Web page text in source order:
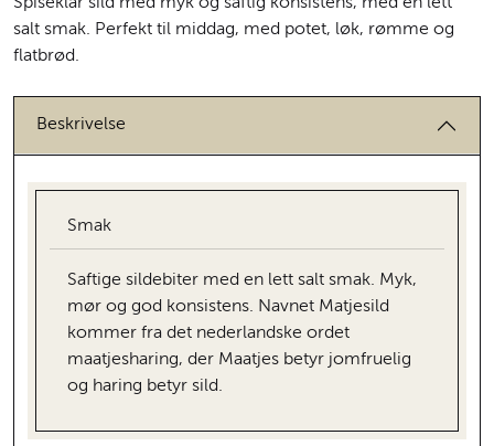
salt smak. Perfekt til middag, med potet, løk, rømme og
flatbrød.
Beskrivelse
Smak
Saftige sildebiter med en lett salt smak. Myk,
mør og god konsistens. Navnet Matjesild
kommer fra det nederlandske ordet
maatjesharing, der Maatjes betyr jomfruelig
og haring betyr sild.